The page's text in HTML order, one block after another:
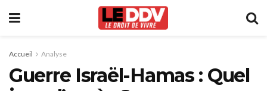
Accueil Analyse
Guerre Israël-Hamas : Quel